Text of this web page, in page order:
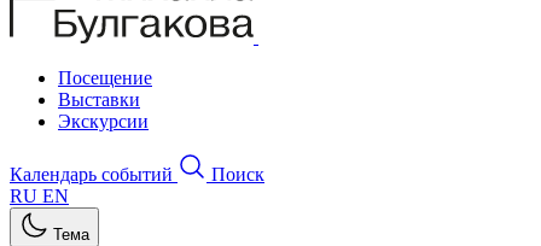
Посещение
Выставки
Экскурсии
Календарь событий
Поиск
RU EN
Тема